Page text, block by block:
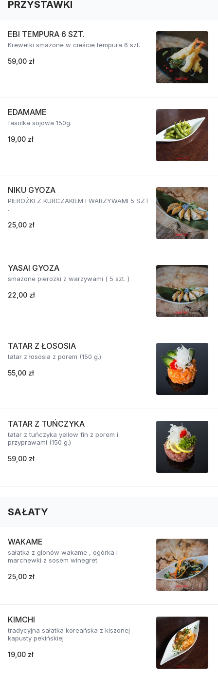
PRZYSTAWKI
EBI TEMPURA 6 SZT.
Krewetki smażone w cieście tempura 6 szt.
59,00 zł
EDAMAME
fasolka sojowa 150g.
19,00 zł
NIKU GYOZA
PIEROŻKI Z KURCZAKIEM I WARZYWAMI 5 SZT
.
25,00 zł
YASAI GYOZA
smażone pierożki z warzywami ( 5 szt. )
22,00 zł
TATAR Z ŁOSOSIA
tatar z łososia z porem (150 g.)
55,00 zł
TATAR Z TUŃCZYKA
tatar z tuńczyka yellow fin z porem i
przyprawami (150 g.)
59,00 zł
SAŁATY
WAKAME
sałatka z glonów wakame , ogórka i
marchewki z sosem winegret
25,00 zł
KIMCHI
tradycyjna sałatka koreańska z kiszonej
kapusty pekińskiej
19,00 zł